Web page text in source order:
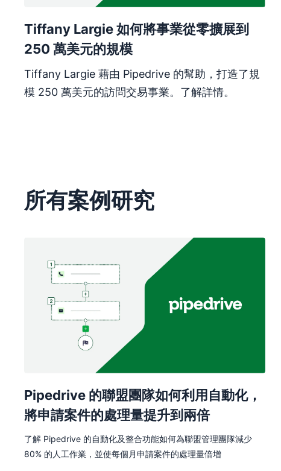
Tiffany Largie 如何將事業從零擴展到
250 萬美元的規模
Tiffany Largie 藉由 Pipedrive 的幫助，打造了規
模 250 萬美元的訪問交易事業。了解詳情。
所有案例研究
Pipedrive 的聯盟團隊如何利用自動化，
將申請案件的處理量提升到兩倍
了解 Pipedrive 的自動化及整合功能如何為聯盟管理團隊減少
80% 的人工作業，並使每個月申請案件的處理量倍增